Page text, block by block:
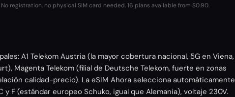
registration, no physical SIM card needed.16 plans available from $0.90.
A1 Telekom Austria (la mayor cobertura nacional, 5G en Viena,
Magenta Telekom (filial de Deutsche Telekom, fuerte en zonas
calidad-precio). La eSIM Ahora selecciona automáticamente
F (estándar europeo Schuko, igual que Alemania), voltaje 230V.